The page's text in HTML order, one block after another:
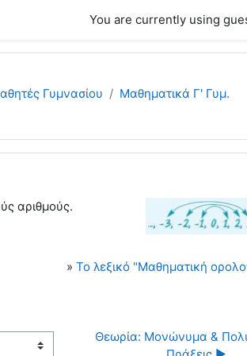
You are currently using
Γυμνασίου Μαθηματικά Γ' Γυμ.
αριθμούς.
» Το λεξικό "Μαθηματική
Θεωρία: Μονώνυμα &